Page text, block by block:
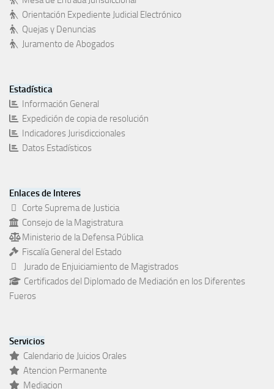
Orientación Expediente Judicial Electrónico
Quejas y Denuncias
Juramento de Abogados
Estadística
Información General
Expedición de copia de resolución
Indicadores Jurisdiccionales
Datos Estadísticos
Enlaces de Interes
Corte Suprema de Justicia
Consejo de la Magistratura
Ministerio de la Defensa Pública
Fiscalía General del Estado
Jurado de Enjuiciamiento de Magistrados
Certificados del Diplomado de Mediación en los Diferentes
Fueros
Servicios
Calendario de Juicios Orales
Atencion Permanente
Mediacion